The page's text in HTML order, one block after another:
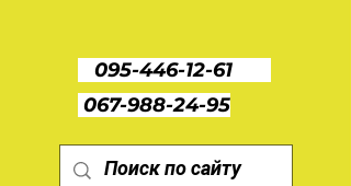
095-446-12-61
067-988-24-95